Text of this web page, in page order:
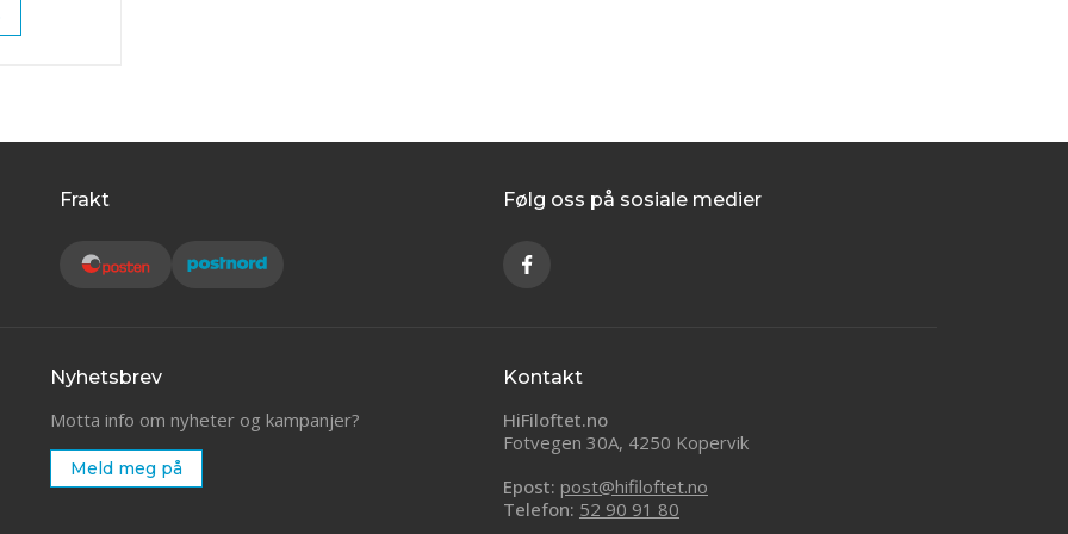
Frakt Følg oss på sosiale medier
Nyhetsbrev
Motta info om nyheter og kampanjer?
Meld meg på
Kontakt
HiFiloftet.no
Fotvegen 30A, 4250 Kopervik
Epost: post@hifiloftet.no
Telefon: 52 90 91 80